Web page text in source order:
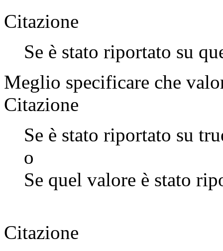
Citazione
Se è stato riportato su
Meglio specificare che
Citazione
Se è stato riportato su
o
Se quel valore è stato
Citazione